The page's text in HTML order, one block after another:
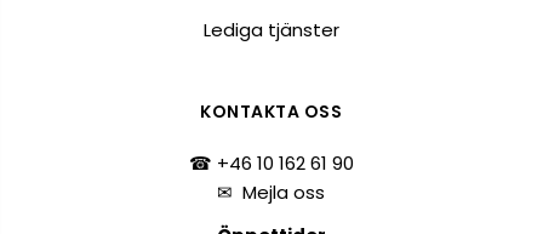
Lediga tjänster
KONTAKTA OSS
☎ +46 10 162 61 90
✉Mejla oss